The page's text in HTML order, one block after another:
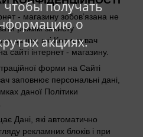
получать
о
акциях.
- магазину зобов’язана не
режим захисту
даних, які Користувач
сайті інтернет - магазину.
форми на Сайті
заповнює персональні дані,
даної Політики
Дані, які автоматично
рекламних блоків і при